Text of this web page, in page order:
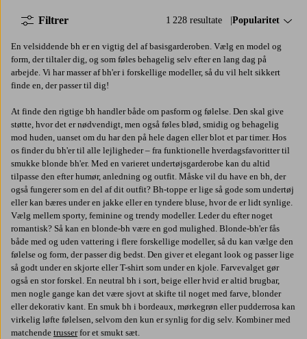
1 228 resultate Sorter efter:
Popularitet
Filtrer
En velsiddende bh er en vigtig del af basisgarderoben. Vælg en model og
form, der tiltaler dig, og som føles behagelig selv efter en lang dag på
arbejde. Vi har masser af bh'er i forskellige modeller, så du vil helt sikkert
finde en, der passer til dig!
At finde den rigtige bh handler både om pasform og følelse. Den skal give
støtte, hvor det er nødvendigt, men også føles blød, smidig og behagelig
mod huden, uanset om du har den på hele dagen eller blot et par timer. Hos
os finder du bh'er til alle lejligheder – fra funktionelle hverdagsfavoritter til
smukke blonde bh'er. Med en varieret undertøjsgarderobe kan du altid
tilpasse den efter humør, anledning og outfit. Måske vil du have en bh, der
også fungerer som en del af dit outfit? Bh-toppe er lige så gode som undertøj
eller kan bæres under en jakke eller en tyndere bluse, hvor de er lidt synlige.
Vælg mellem sporty, feminine og trendy modeller. Leder du efter noget
romantisk? Så kan en blonde-bh være en god mulighed. Blonde-bh'er fås
både med og uden vattering i flere forskellige modeller, så du kan vælge den
følelse og form, der passer dig bedst. Den giver et elegant look og passer lige
så godt under en skjorte eller T-shirt som under en kjole. Farvevalget gør
også en stor forskel. En neutral bh i sort, beige eller hvid er altid brugbar,
men nogle gange kan det være sjovt at skifte til noget med farve, blonder
eller dekorativ kant. En smuk bh i bordeaux, mørkegrøn eller pudderrosa kan
virkelig løfte følelsen, selvom den kun er synlig for dig selv. Kombiner med
matchende trusserfor et smukt sæt.